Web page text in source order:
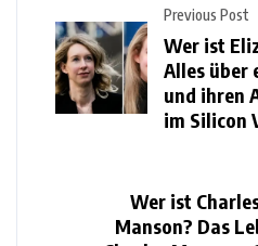
Previous Post
Wer ist
Alles über
und ihren
im Silicon
Wer ist
Manson? Das